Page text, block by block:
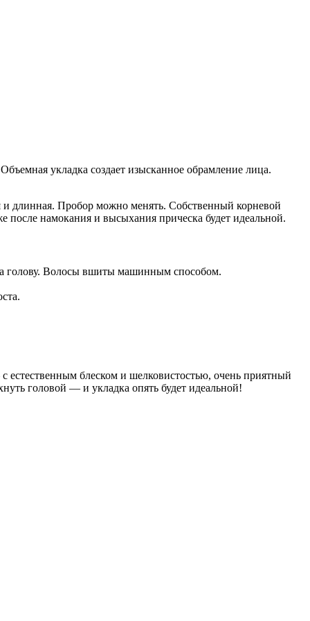
укладка создает изысканное обрамление лица.
и длинная. Пробор можно менять. Собственный корневой
после намокания и высыхания прическа будет идеальной.
голову. Волосы вшиты машинным способом.
естественным блеском и шелковистостью, очень приятный
головой — и укладка опять будет идеальной!